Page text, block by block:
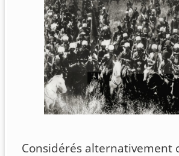
Considérés alternativement